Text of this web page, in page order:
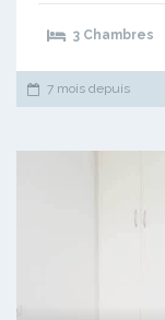
3 Chambres
7 mois depuis